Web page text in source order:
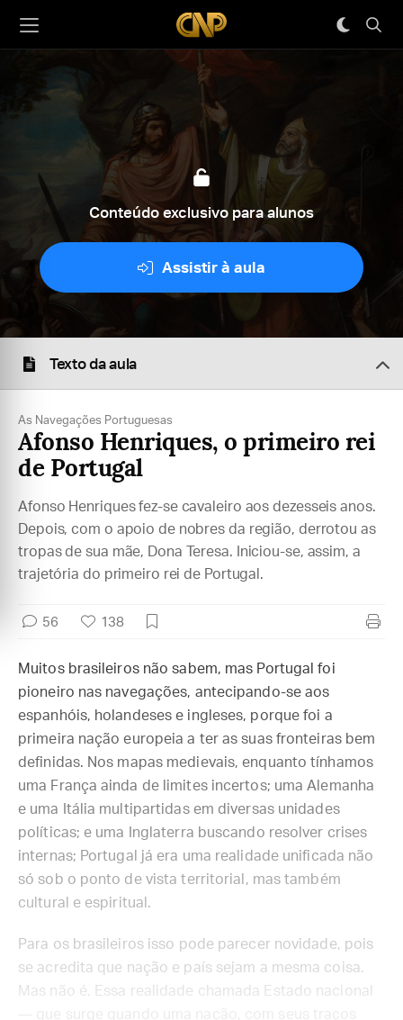
Conteúdo exclusivo para alunos
Assistir à aula
Texto da aula
As Navegações Portuguesas
Afonso Henriques, o primeiro rei
de Portugal
Afonso Henriques fez-se cavaleiro aos dezesseis anos.
Depois, com o apoio de nobres da região, derrotou as
tropas de sua mãe, Dona Teresa. Iniciou-se, assim, a
trajetória do primeiro rei de Portugal.
56 138
Muitos brasileiros não sabem, mas Portugal foi
pioneiro nas navegações, antecipando-se aos
espanhóis, holandeses e ingleses, porque foi a
primeira nação europeia a ter as suas fronteiras bem
definidas. Nos mapas medievais, enquanto tínhamos
uma França ainda de limites incertos; uma Alemanha
e uma Itália multipartidas em diversas unidades
políticas; e uma Inglaterra buscando resolver crises
internas; Portugal já era uma realidade unificada não
só sob o ponto de vista territorial, mas também
cultural e espiritual.
Para os brasileiros isso pode parecer novidade, pois
se acredita que nação e país sejam a mesma coisa.
Mas não é. Essa realidade chamada Estado nacional